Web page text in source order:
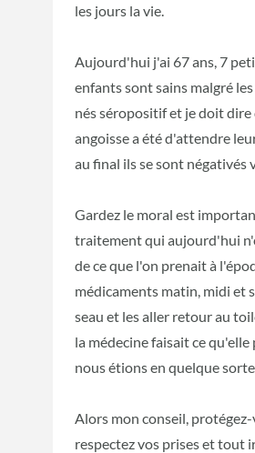
les jours la vie.
Aujourd'hui j'ai 67 ans, 7
enfants sont sains malgré
nés séropositif et je doit dire
angoisse a été d'attendre
au final ils se sont négativés
Gardez le moral est
traitement qui aujourd'hui
de ce que l'on prenait à
médicaments matin, midi et
seau et les aller retour au
la médecine faisait ce
nous étions en quelque sorte
Alors mon conseil,
respectez vos prises et tout